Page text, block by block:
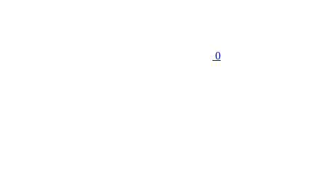
0